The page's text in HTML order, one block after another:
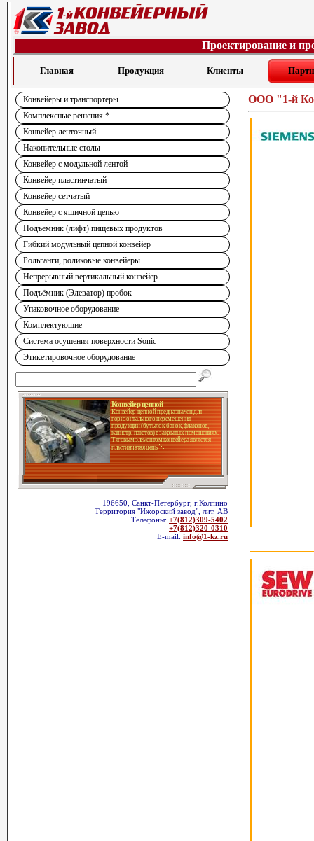
Проектирование и
Главная Продукция Клиенты
Конвейеры и транспортеры
Комплексные решения *
Конвейер ленточный
Накопительные столы
Конвейер с модульной лентой
Конвейер пластинчатый
Конвейер сетчатый
Конвейер с ящичной цепью
Подъемник (лифт) пищевых продуктов
Гибкий модульный цепной конвейер
Рольганги, роликовые конвейеры
Непрерывный вертикальный конвейер
Подъёмник (Элеватор) пробок
Упаковочное оборудование
Комплектующие
Система осушения поверхности Sonic
Этикетировочное оборудование
Конвейер цепной
Конвейер цепной предназначен для
горизонтального перемещения
продукции (бутылок, банок, флаконов,
канистр, пакетов) в закрытых помещениях.
Тяговым элементом конвейера является
пластинчатая цепь
196650, Санкт-Петербург, г.Колпино
Территория "Ижорский завод", лит. АВ
Телефоны: +7(812)309-5402
+7(812)320-0310
E-mail: info@1-kz.ru
ООО "1-й